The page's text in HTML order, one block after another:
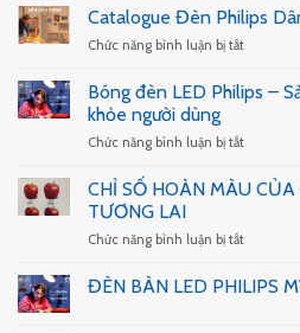
led
Philips
quan
như
CHỌN
ĐÈN
LED
QUA
KỸ
CỦA
Catalogue Đèn Philips
Chức năng bình luận bị tắtở
Đèn
Philips
Dụng
Bóng đèn LED Philips –
khỏe người dùng
Chức năng bình luận bị tắtở
đèn
–
phẩm
CHỈ SỐ HOÀN MÀU
TƯƠNG LAI
Chức năng bình luận bị tắtở
SỐ
ĐÈN BÀN LED PHILIPS